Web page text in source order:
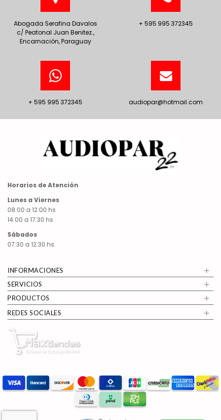
Abogada Serafina Davalos
c/ Peatonal Juan Benitez.,
Encarnación, Paraguay
+ 595 995 372345
+ 595 995 372345 audiopar@hotmail.com
Horarios de Atención
Lunes a Viernes
08:00 a 12:00 hs
14:00 a 17:30 hs
Sábados
07:30 a 12:30 hs.
INFORMACIONES +
SERVICIOS +
PRODUCTOS +
REDES SOCIALES +